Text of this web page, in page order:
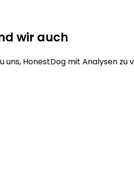
wir auch
uns, HonestDog mit Analysen